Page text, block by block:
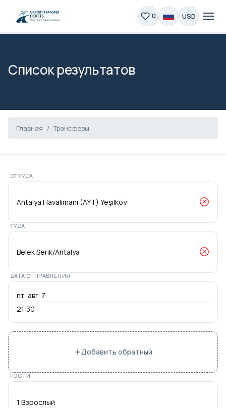
0 USD
Список результатов
Главная Трансферы
ОТКУДА
ТУДА
ДАТА ОТПРАВЛЕНИЯ
21:30
Добавить обратный
ГОСТИ
1 Взрослый